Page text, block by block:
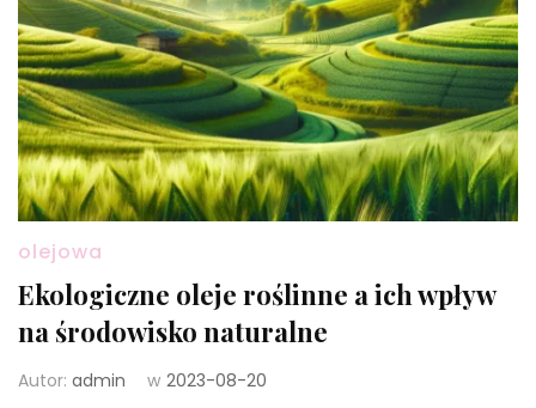
olejowa
Ekologiczne oleje roślinne a ich wpływ
na środowisko naturalne
Autor: admin w 2023-08-20